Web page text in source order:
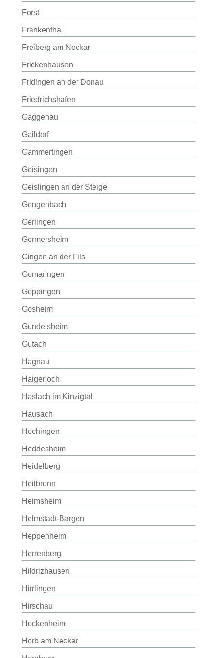
Forst
Frankenthal
Freiberg am Neckar
Frickenhausen
Fridingen an der Donau
Friedrichshafen
Gaggenau
Gaildorf
Gammertingen
Geisingen
Geislingen an der Steige
Gengenbach
Gerlingen
Germersheim
Gingen an der Fils
Gomaringen
Göppingen
Gosheim
Gundelsheim
Gutach
Hagnau
Haigerloch
Haslach im Kinzigtal
Hausach
Hechingen
Heddesheim
Heidelberg
Heilbronn
Heimsheim
Helmstadt-Bargen
Heppenheim
Herrenberg
Hildrizhausen
Hirrlingen
Hirschau
Hockenheim
Horb am Neckar